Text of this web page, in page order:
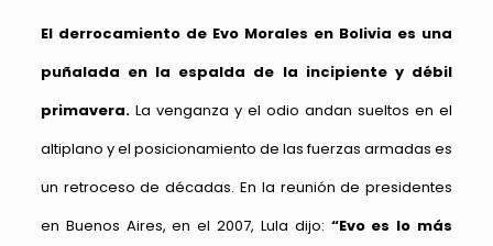
El derrocamiento de Evo Morales en Bolivia es una
puñalada en la espalda de la incipiente y débil
primavera. La venganza y el odio andan sueltos en el
altiplano y el posicionamiento de las fuerzas armadas es
un retroceso de décadas. En la reunión de presidentes
en Buenos Aires, en el 2007, Lula dijo: “Evo es lo más